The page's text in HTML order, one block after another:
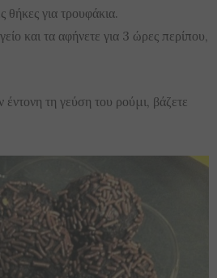
θήκες για τρουφάκια.
και τα αφήνετε για 3 ώρες περίπου,
τη γεύση του ρούμι, βάζετε